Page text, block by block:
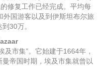
修复工作已经完成。平均每
国游客以及到伊斯坦布尔旅
30万。
及市集”。它始建于1664年，
帝国时期，埃及市集就曾以